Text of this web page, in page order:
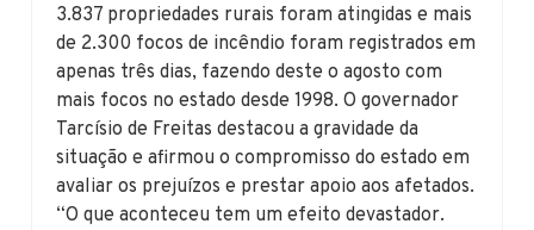
3.837 propriedades rurais foram atingidas e mais
de 2.300 focos de incêndio foram registrados em
apenas três dias, fazendo deste o agosto com
mais focos no estado desde 1998. O governador
Tarcísio de Freitas destacou a gravidade da
situação e afirmou o compromisso do estado em
avaliar os prejuízos e prestar apoio aos afetados.
“O que aconteceu tem um efeito devastador.